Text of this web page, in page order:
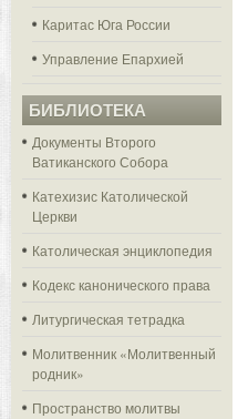
Каритас Юга России
Управление Епархией
БИБЛИОТЕКА
Документы Второго
Ватиканского Собора
Катехизис Католической
Церкви
Католическая энциклопедия
Кодекс канонического права
Литургическая тетрадка
Молитвенник «Молитвенный
родник»
Пространство молитвы